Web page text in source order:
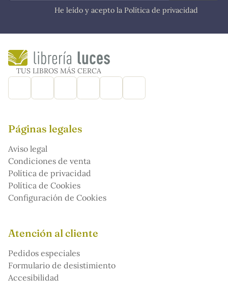
He leído y acepto la Política de privacidad
TUS LIBROS MÁS CERCA
Páginas legales
Aviso legal
Condiciones de venta
Política de privacidad
Política de Cookies
Configuración de Cookies
Atención al cliente
Pedidos especiales
Formulario de desistimiento
Accesibilidad